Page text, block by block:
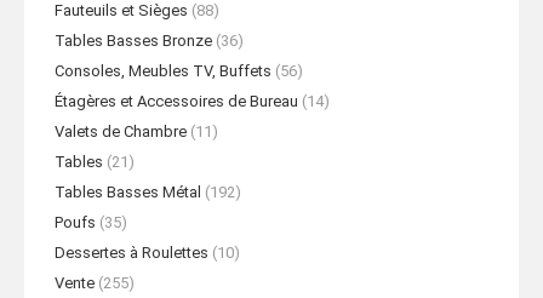
Fauteuils et Sièges (88)
Tables Basses Bronze (36)
Consoles, Meubles TV, Buffets (56)
Étagères et Accessoires de Bureau (14)
Valets de Chambre (11)
Tables (21)
Tables Basses Métal (192)
Poufs (35)
Dessertes à Roulettes (10)
Vente (255)